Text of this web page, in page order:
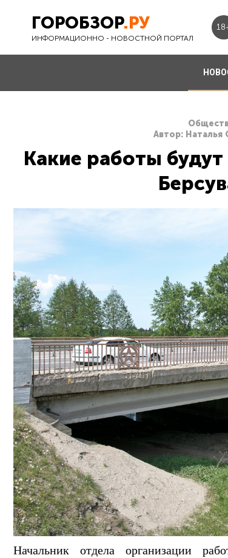
ГОРОБЗОР.РУ
ИНФОРМАЦИОННО - НОВОСТНОЙ ПОРТАЛ
Автор: Наталья
Какие работы
Начальник отдела организации